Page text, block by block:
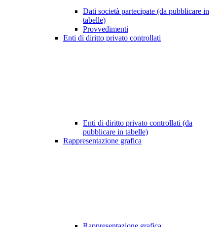
Dati società partecipate (da pubblicare in
tabelle)
Provvedimenti
Enti di diritto privato controllati
Enti di diritto privato controllati (da
pubblicare in tabelle)
Rappresentazione grafica